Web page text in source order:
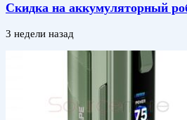
Скидка на аккумуляторный
3 недели назад